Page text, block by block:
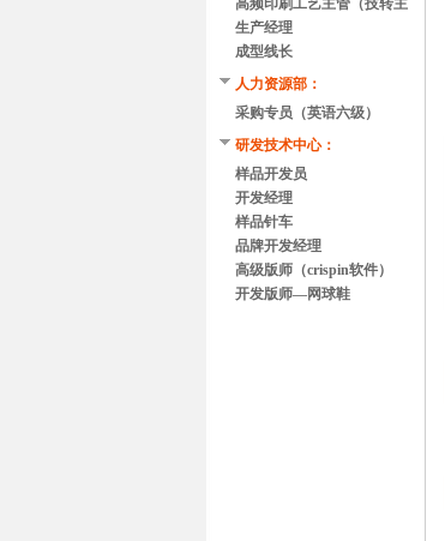
高频印刷工艺主管（技转主
任）
生产经理
成型线长
人力资源部：
采购专员（英语六级）
研发技术中心：
样品开发员
开发经理
样品针车
品牌开发经理
高级版师（crispin软件）
开发版师—网球鞋